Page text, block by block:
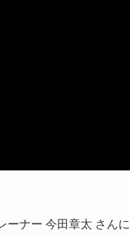
ーナー 今田章太 さんに